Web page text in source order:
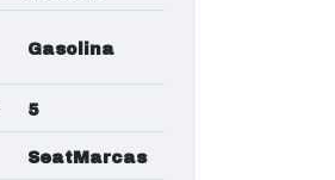
Gasolina
5
SeatMarcas